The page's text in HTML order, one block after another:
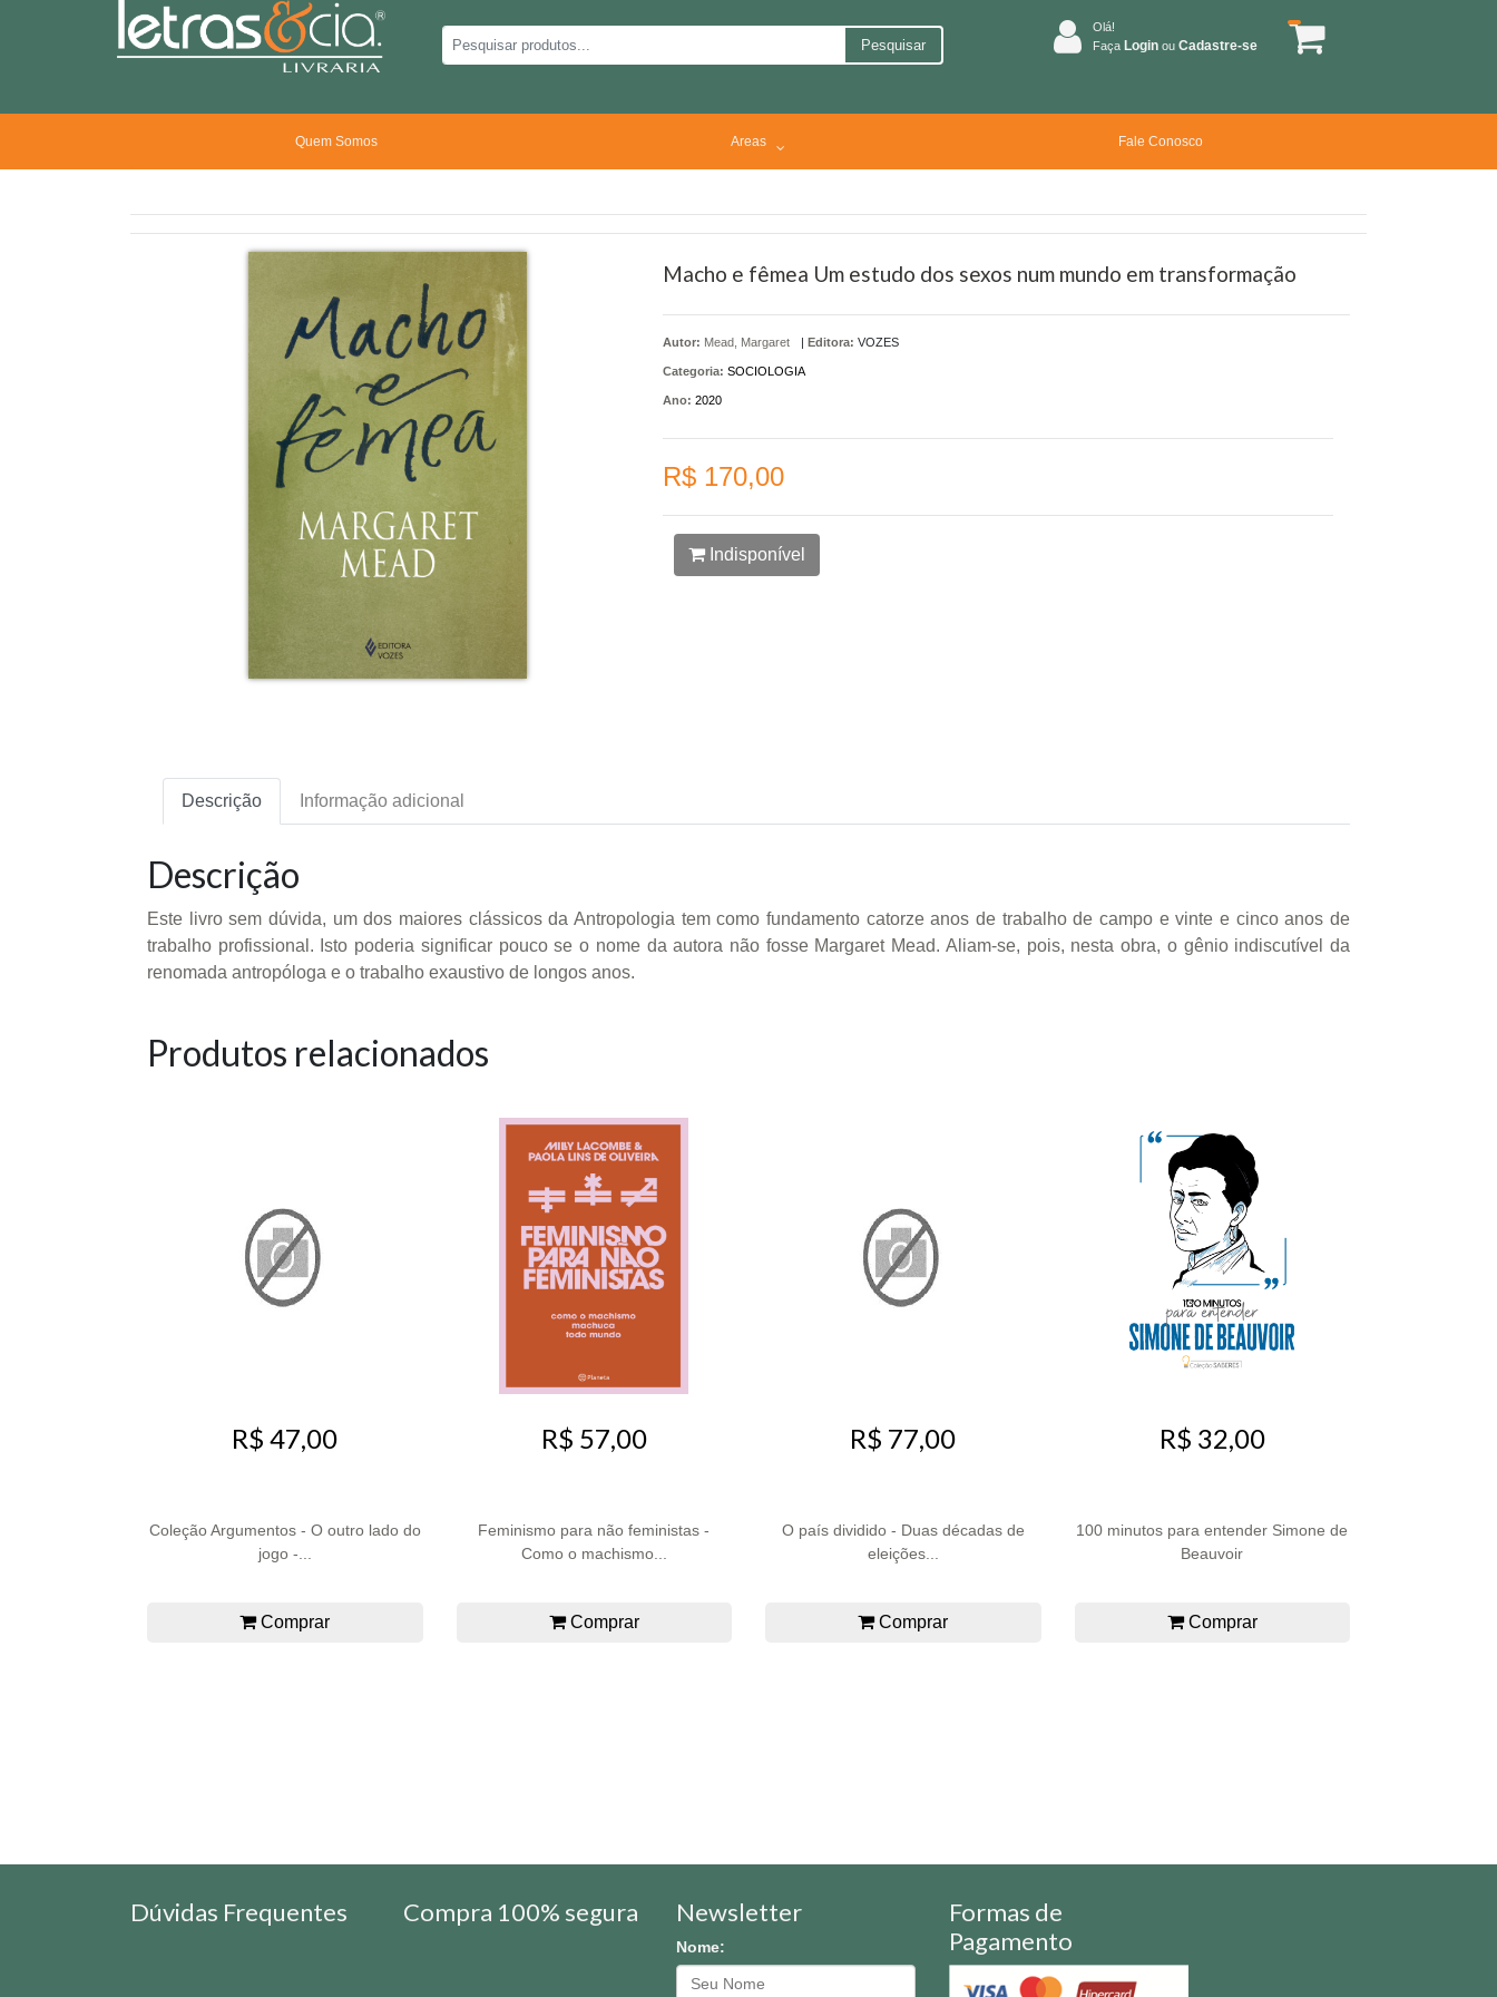
Pesquisar
Olá!
Faça Login ou Cadastre-se
Quem Somos Areas Fale Conosco
Macho e fêmea Um estudo dos sexos num mundo em transformação
Autor: Mead, Margaret | Editora: VOZES
Categoria: SOCIOLOGIA
Ano: 2020
R$ 170,00
Indisponível
Descrição Informação adicional
Descrição
Este livro sem dúvida, um dos maiores clássicos da Antropologia tem como fundamento catorze anos de trabalho de campo e vinte e cinco anos de
trabalho profissional. Isto poderia significar pouco se o nome da autora não fosse Margaret Mead. Aliam-se, pois, nesta obra, o gênio indiscutível da
renomada antropóloga e o trabalho exaustivo de longos anos.
Produtos relacionados
R$ 47,00
Coleção Argumentos - O outro lado do
jogo -...
Comprar
R$ 57,00
Feminismo para não feministas -
Como o machismo...
Comprar
R$ 77,00
O país dividido - Duas décadas de
eleições...
Comprar
R$ 32,00
100 minutos para entender Simone de
Beauvoir
Comprar
Dúvidas Frequentes Compra 100% segura Newsletter
Nome:
Formas de
Pagamento